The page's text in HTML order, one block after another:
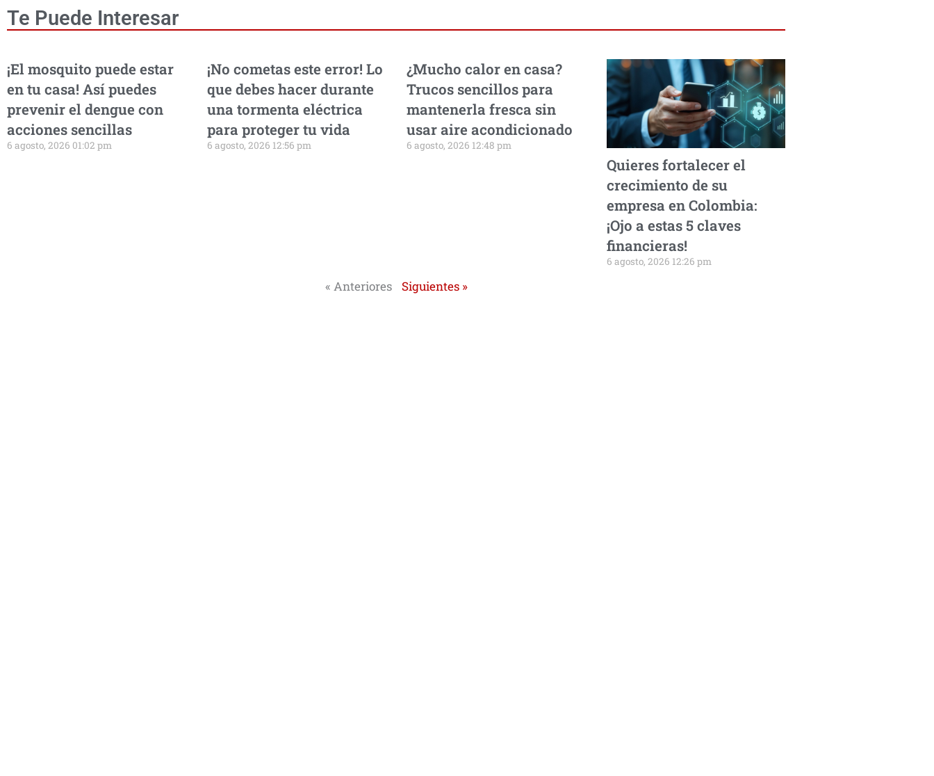
Te Puede Interesar
¡El mosquito puede estar
en tu casa! Así puedes
prevenir el dengue con
acciones sencillas
6 agosto, 2026 01:02 pm
¡No cometas este error! Lo
que debes hacer durante
una tormenta eléctrica
para proteger tu vida
6 agosto, 2026 12:56 pm
¿Mucho calor en casa?
Trucos sencillos para
mantenerla fresca sin
usar aire acondicionado
6 agosto, 2026 12:48 pm
Quieres fortalecer el
crecimiento de su
empresa en Colombia:
¡Ojo a estas 5 claves
financieras!
6 agosto, 2026 12:26 pm
« Anteriores Siguientes »